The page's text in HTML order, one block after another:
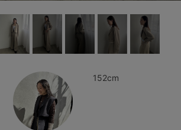
152cm